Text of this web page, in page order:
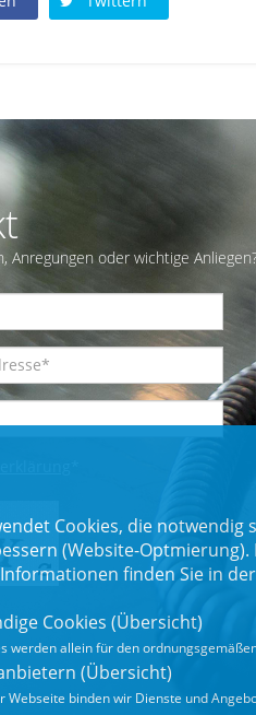
Anregungen oder wichtige
Cookies, die
(Website-
finden Sie in der
Cookies (Übersicht)
werden allein für den
(Übersicht)
Webseite binden wir Dienste und